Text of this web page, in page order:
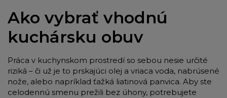
Ako vybrať vhodnú
kuchársku obuv
Práca v kuchynskom prostredí so sebou nesie určité
riziká – či už je to prskajúci olej a vriaca voda, nabrúsené
nože, alebo napríklad ťažká liatinová panvica. Aby ste
celodennú smenu prežili bez úhony, potrebujete